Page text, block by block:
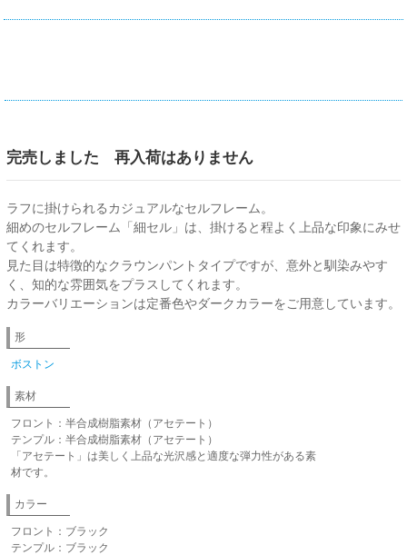
完売しました 再入荷はありません
ラフに掛けられるカジュアルなセルフレーム。
細めのセルフレーム「細セル」は、掛けると程よく上品な印象にみせ
てくれます。
見た目は特徴的なクラウンパントタイプですが、意外と馴染みやす
く、知的な雰囲気をプラスしてくれます。
カラーバリエーションは定番色やダークカラーをご用意しています。
形
ボストン
素材
フロント：半合成樹脂素材（アセテート）
テンプル：半合成樹脂素材（アセテート）
「アセテート」は美しく上品な光沢感と適度な弾力性がある素
材です。
カラー
フロント：ブラック
テンプル：ブラック